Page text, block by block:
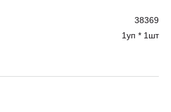
38369
1уп * 1шт